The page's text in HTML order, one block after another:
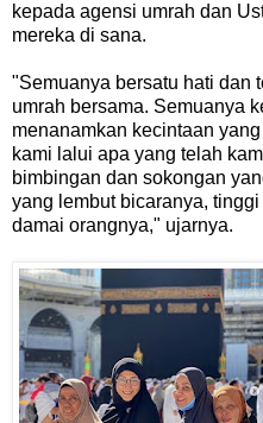
kepada agensi umrah dan
mereka di sana.
"Semuanya bersatu hati dan
umrah bersama. Semuanya
menanamkan kecintaan
kami lalui apa yang telah
bimbingan dan sokongan
yang lembut bicaranya,
damai orangnya," ujarnya.